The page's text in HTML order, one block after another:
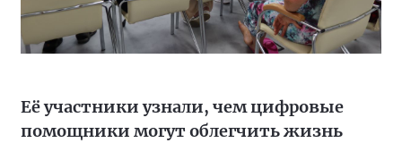
Её участники узнали, чем цифровые
помощники могут облегчить жизнь